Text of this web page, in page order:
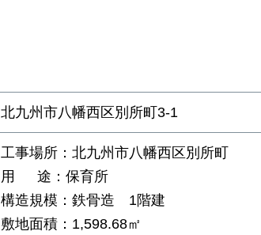
北九州市八幡西区別所町3-1
工事場所：北九州市八幡西区別所町
用 途：保育所
構造規模：鉄骨造 1階建
敷地面積：1,598.68㎡